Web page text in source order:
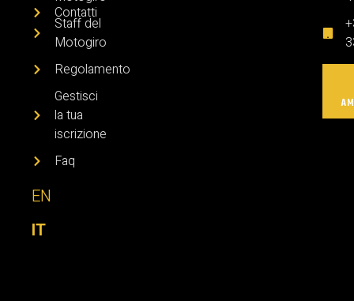
Staff del
Motogiro
Regolamento
Gestisci
la tua
iscrizione
Faq
EN
IT
Contatti